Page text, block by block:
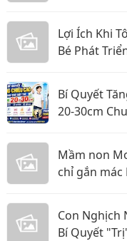
Lợi Ích Khi
Bé Phát
Bí Quyết
20-30cm
Mầm non
chỉ gắn
Con Nghịch
Bí Quyết